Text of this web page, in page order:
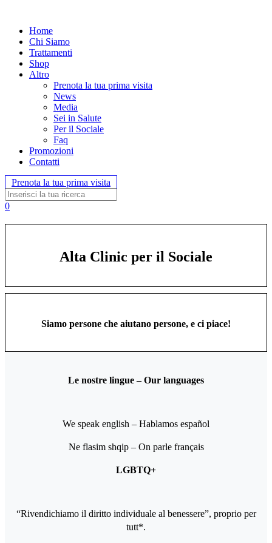
Home
Chi Siamo
Trattamenti
Shop
Altro
Prenota la tua prima visita
News
Media
Sei in Salute
Per il Sociale
Faq
Promozioni
Contatti
Prenota la tua prima visita
0
Alta Clinic per il Sociale
Siamo persone che aiutano persone, e ci piace!
Le nostre lingue – Our languages
We speak english – Hablamos español
Ne flasim shqip – On parle français
LGBTQ+
“Rivendichiamo il diritto individuale al benessere”, proprio per
tutt*.